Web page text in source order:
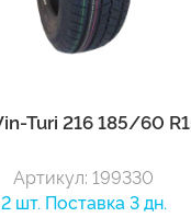
Turi 216 185/60
Артикул: 199330
2 шт. Поставка 3 дн.